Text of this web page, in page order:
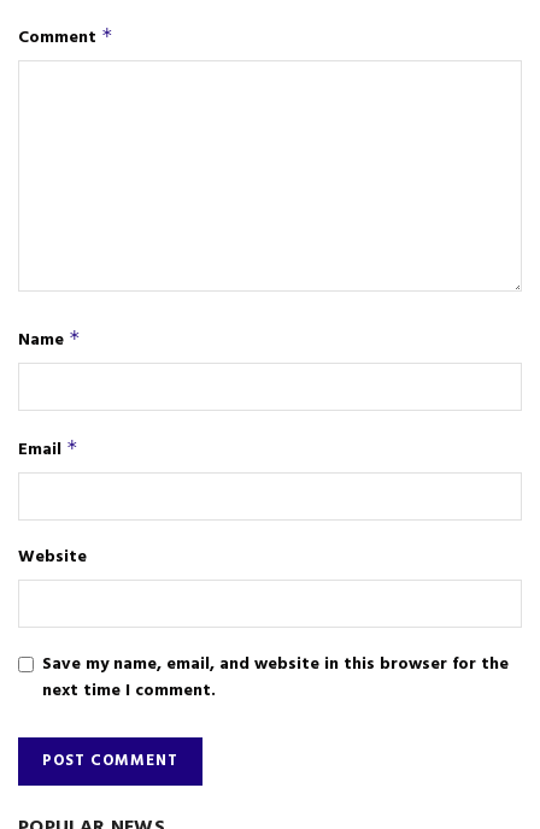
Comment *
Name *
Email *
Website
Save my name, email, and website in this browser for the
next time I comment.